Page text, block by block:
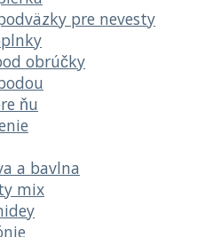
pre nevesty
obrúčky
ňu
a bavlna
mix